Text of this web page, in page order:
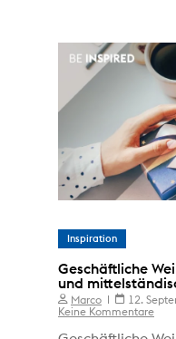
Inspiration
Geschäftliche
und
Marco 12.
Keine Kommentare